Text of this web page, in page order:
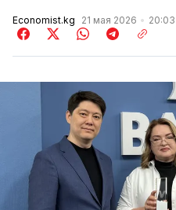
Economist.kg 21 мая 2026 20:03